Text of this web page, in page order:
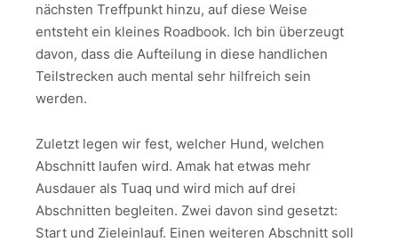
nächsten Treffpunkt hinzu, auf diese Weise
entsteht ein kleines Roadbook. Ich bin überzeugt
davon, dass die Aufteilung in diese handlichen
Teilstrecken auch mental sehr hilfreich sein
werden.
Zuletzt legen wir fest, welcher Hund, welchen
Abschnitt laufen wird. Amak hat etwas mehr
Ausdauer als Tuaq und wird mich auf drei
Abschnitten begleiten. Zwei davon sind gesetzt:
Start und Zieleinlauf. Einen weiteren Abschnitt soll